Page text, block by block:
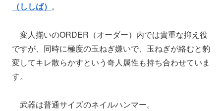
（ししば） 。
変人揃いのORDER（オーダー）内では貴重な抑え役
ですが、同時に極度の玉ねぎ嫌いで、玉ねぎが絡むと豹
変してキレ散らかすという奇人属性も持ち合わせていま
す。
武器は普通サイズのネイルハンマー。